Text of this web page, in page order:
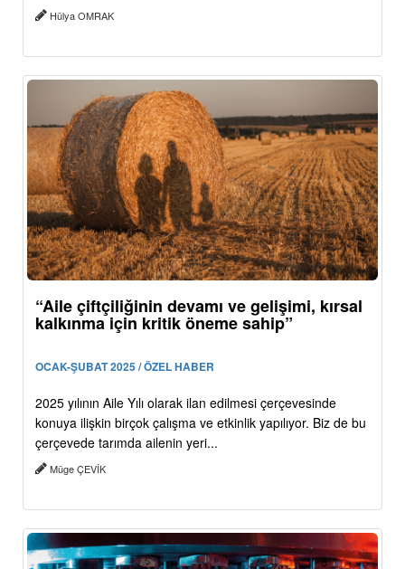
Hülya OMRAK
“Aile çiftçiliğinin devamı ve gelişimi, kırsal
kalkınma için kritik öneme sahip”
OCAK-ŞUBAT 2025 / ÖZEL HABER
2025 yılının Aile Yılı olarak ilan edilmesi çerçevesinde
konuya ilişkin birçok çalışma ve etkinlik yapılıyor. Biz de bu
çerçevede tarımda ailenin yeri...
Müge ÇEVİK